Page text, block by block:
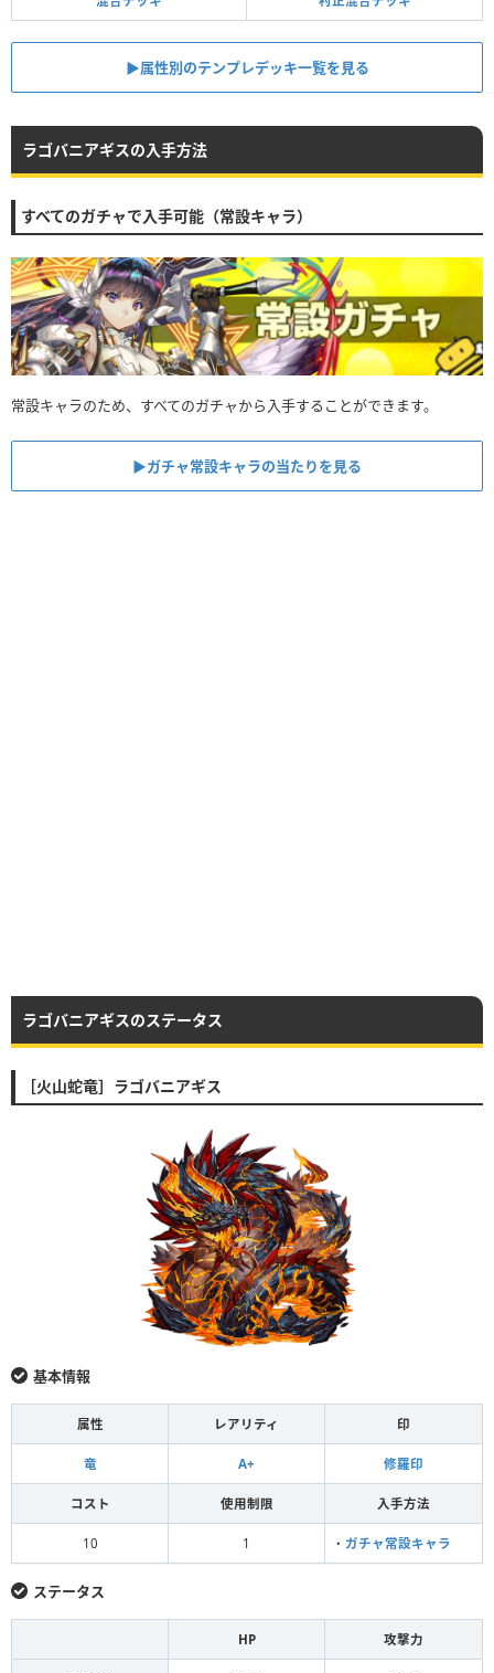
▶︎属性別のテンプレデッキ一覧を見る
ラゴバニアギスの入手方法
すべてのガチャで入手可能（常設キャラ）
常設キャラのため、すべてのガチャから入手することができます。
▶︎ガチャ常設キャラの当たりを見る
ラゴバニアギスのステータス
［火山蛇竜］ラゴバニアギス
基本情報
属性 レアリティ 印
竜 A+ 修羅印
コスト 使用制限 入手方法
10 1 ・ ガチャ常設キャラ
ステータス
HP 攻撃力